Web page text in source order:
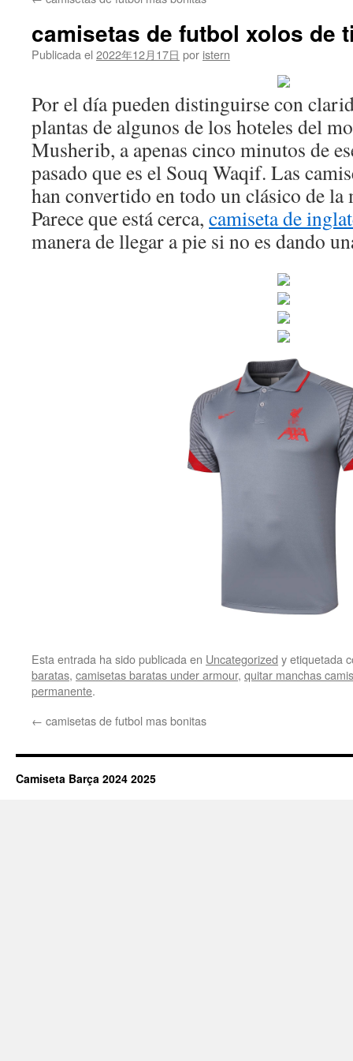
camisetas de futbol xolos de
Publicada el 2022年12月17日 por istern
Por el día pueden distinguirse con
plantas de algunos de los hoteles del
Musherib, a apenas cinco minutos de
pasado que es el Souq Waqif. Las
han convertido en todo un clásico de la
Parece que está cerca, camiseta de
manera de llegar a pie si no es dando
Esta entrada ha sido publicada en Uncategorized y etiquetada
baratas, camisetas baratas under armour, quitar manchas
permanente.
← camisetas de futbol mas bonitas
Camiseta Barça 2024 2025